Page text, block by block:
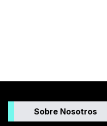
Sobre Nosotros